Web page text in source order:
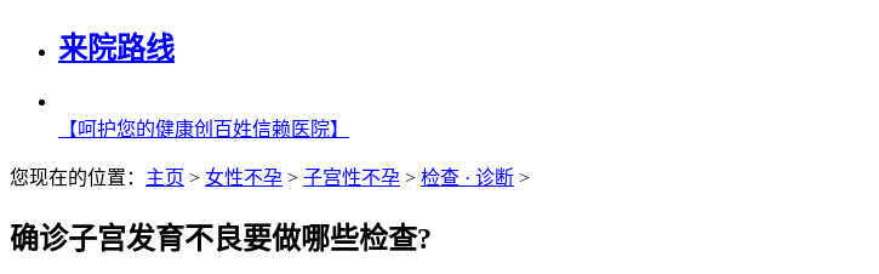
来院路线
【呵护您的健康创百姓信赖医院】
您现在的位置： 主页 > 女性不孕 > 子宫性不孕 > 检查 · 诊断 >
确诊子宫发育不良要做哪些检查?